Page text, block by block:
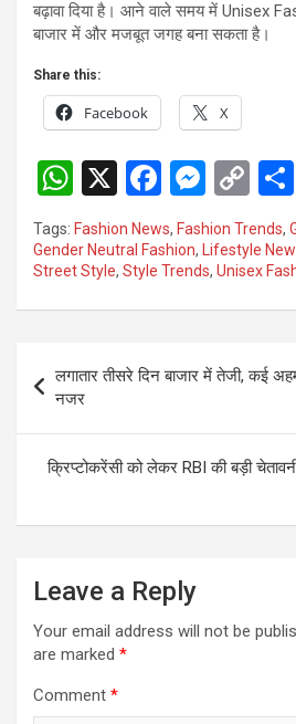
बढ़ावा दिया है। आने वाले समय में Unisex
बाजार में और मजबूत जगह बना सकता है।
Share this:
Facebook X
W
h
at
s
A
p
X
F
a
ce
b
o
k
M
es
se
n
g
er
C
py
Li
n
k
Tags: Fashion News, Fashion Trends,
Gender Neutral Fashion, Lifestyle
Street Style, Style Trends, Unisex
navigation
लगातार तीसरे दिन बाजार में तेजी, कई
नजर
क्रिप्टोकरेंसी को लेकर RBI की बड़ी
Leave a Reply
Your email address will not be
are marked *
Comment *